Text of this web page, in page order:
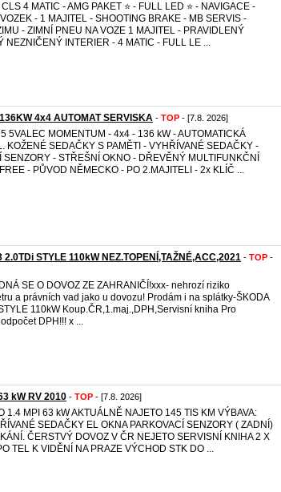
4 MATIC - AMG PAKET ⭐ - FULL LED ⭐ - NAVIGACE -
- 1 MAJITEL - SHOOTING BRAKE - MB SERVIS -
- ZIMNÍ PNEU NA VOZE 1 MAJITEL - PRAVIDLENÝ
NEZNIČENÝ INTERIER - 4 MATIC - FULL LE ...
4x4 AUTOMAT SERVISKA - TOP - [7.8. 2026]
5VALEC MOMENTUM - 4x4 - 136 kW - AUTOMATICKÁ
KOŽENÉ SEDAČKY S PAMĚTI - VYHŘÍVANÉ SEDAČKY -
SENZORY - STŘEŠNÍ OKNO - DŘEVĚNÝ MULTIFUNKČNÍ
- PŮVOD NĚMECKO - PO 2.MAJITELI - 2x KLÍČ ...
STYLE 110kW NEZ.TOPENÍ,TAŽNÉ,ACC,2021 - TOP -
SE O DOVOZ ZE ZAHRANIČÍ!xxx- nehrozí riziko
a právních vad jako u dovozu! Prodám i na splátky-ŠKODA
110kW Koup.ČR,1.maj.,DPH,Servisní kniha Pro
DPH!!! x ...
kW RV 2010 - TOP - [7.8. 2026]
1.4 MPI 63 kW AKTUÁLNĚ NAJETO 145 TIS KM VÝBAVA:
SEDAČKY EL OKNA PARKOVACÍ SENZORY ( ZADNÍ)
ČERSTVÝ DOVOZ V ČR NEJETO SERVISNÍ KNIHA 2 X
TEL K VIDĚNÍ NA PRAZE VÝCHOD STK DO ...